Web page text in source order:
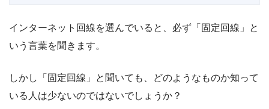
インターネット回線を選んでいると、必ず「固定回線」と
いう言葉を聞きます。
しかし「固定回線」と聞いても、どのようなものか知って
いる人は少ないのではないでしょうか？